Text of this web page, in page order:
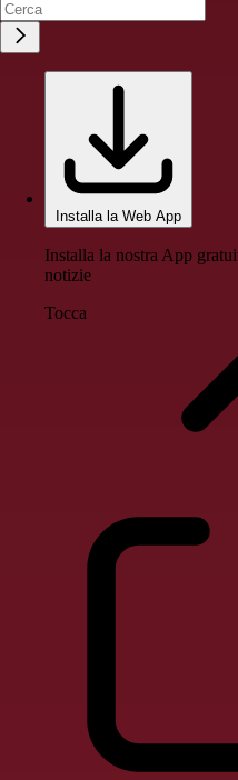
Installa la Web App
Installa la nostra App
notizie
Tocca